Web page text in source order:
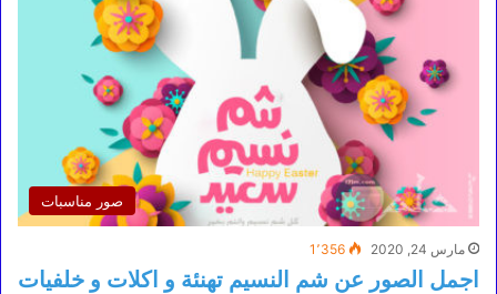
صور مناسبات
مارس 24, 2020 1٬356
اجمل الصور عن شم النسيم تهنئة و اكلات و خلفيات